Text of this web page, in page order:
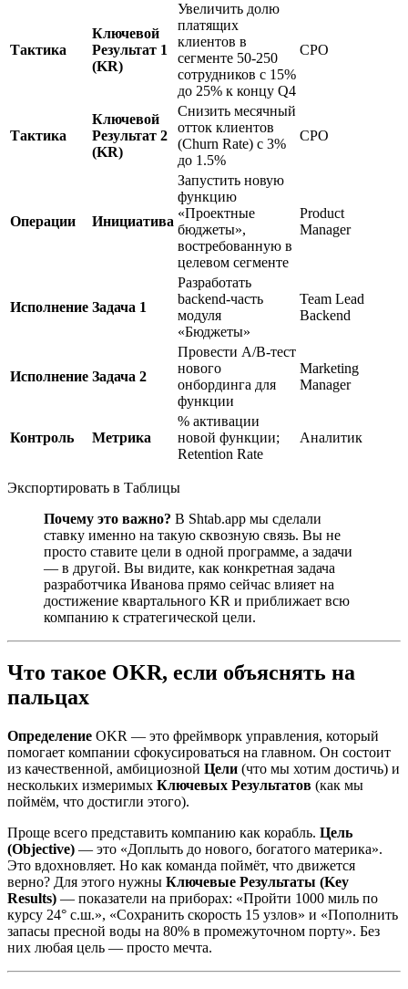
Тактика
Ключевой
Результат 1
(KR)
Увеличить долю
платящих
клиентов в
сегменте 50-250
сотрудников с 15%
до 25% к концу Q4
CPO
Тактика
Ключевой
Результат 2
(KR)
Снизить месячный
отток клиентов
(Churn Rate) с 3%
до 1.5%
CPO
Операции Инициатива
Запустить новую
функцию
«Проектные
бюджеты»,
востребованную в
целевом сегменте
Product
Manager
Исполнение Задача 1
Разработать
backend-часть
модуля
«Бюджеты»
Team Lead
Backend
Исполнение Задача 2
Провести A/B-тест
нового
онбординга для
функции
Marketing
Manager
Контроль Метрика
% активации
новой функции;
Retention Rate
Аналитик
Экспортировать в Таблицы
Почему это важно? В Shtab.app мы сделали
ставку именно на такую сквозную связь. Вы не
просто ставите цели в одной программе, а задачи
— в другой. Вы видите, как конкретная задача
разработчика Иванова прямо сейчас влияет на
достижение квартального KR и приближает всю
компанию к стратегической цели.
Что такое OKR, если объяснять на
пальцах
Определение OKR — это фреймворк управления, который
помогает компании сфокусироваться на главном. Он состоит
из качественной, амбициозной Цели (что мы хотим достичь) и
нескольких измеримых Ключевых Результатов (как мы
поймём, что достигли этого).
Проще всего представить компанию как корабль. Цель
(Objective) — это «Доплыть до нового, богатого материка».
Это вдохновляет. Но как команда поймёт, что движется
верно? Для этого нужны Ключевые Результаты (Key
Results) — показатели на приборах: «Пройти 1000 миль по
курсу 24° с.ш.», «Сохранить скорость 15 узлов» и «Пополнить
запасы пресной воды на 80% в промежуточном порту». Без
них любая цель — просто мечта.